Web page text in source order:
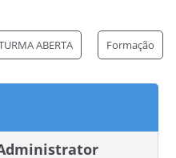
ABERTA Formação